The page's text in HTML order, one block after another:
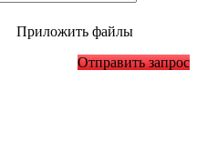
Приложить файлы
Отправить запрос